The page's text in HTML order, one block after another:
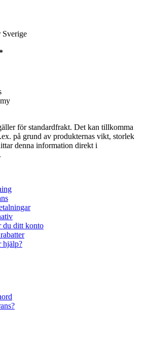
Sverige
för standardfrakt. Det kan tillkomma
på grund av produkternas vikt, storlek
denna information direkt i
du ditt konto
hjälp?